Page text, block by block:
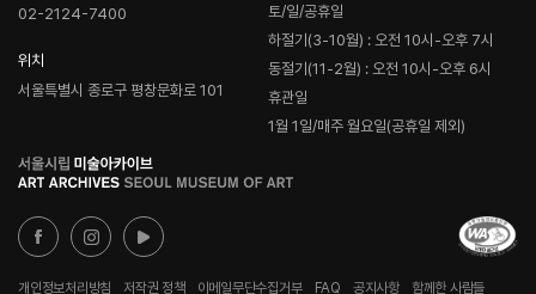
02-2124-7400
위치
서울특별시 종로구 평창문화로 101
토/일/공휴일
하절기(3-10월) : 오전 10시-오후 7시
동절기(11-2월) : 오전 10시-오후 6시
휴관일
1월 1일/매주 월요일(공휴일 제외)
로
고
개인정보처리방침 저작권 정책 이메일무단수집거부 FAQ 공지사항 함께한 사람들